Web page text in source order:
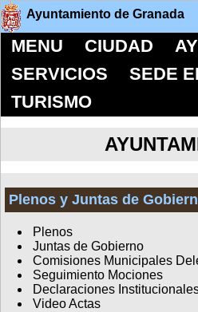
Ayuntamiento de Granada
MENU CIUDAD
SERVICIOS
SEDE
TURISMO
Plenos y Juntas de
Plenos
Juntas de Gobierno
Comisiones Municipales
Seguimiento Mociones
Declaraciones
Video Actas